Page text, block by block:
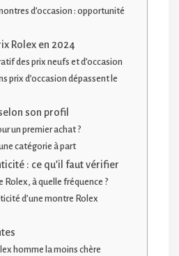
d’occasion : opportunité
Rolex en 2024
des prix neufs et d’occasion
prix d’occasion dépassent le
son profil
un premier achat ?
catégorie à part
: ce qu’il faut vérifier
Rolex, à quelle fréquence ?
d’une montre Rolex
homme la moins chère